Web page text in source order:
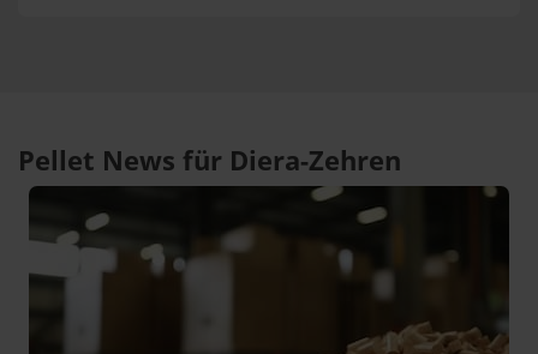
Pellet News für Diera-Zehren